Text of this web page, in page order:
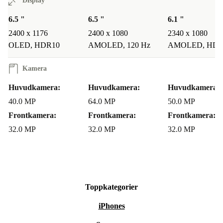
avancerade kamerasystem som levererar detaljrika bilder
och filmer i alla lägen.
Får jag plats med allt jag behöver lagra?
Ja, mobilen
har möjlighet till extra lagring via NM-kort upp till 256
GB, så du slipper kompromissa med bilder, appar och
dokument.
Summering
Huawei Mate 30 Pro – rekonditionerad och redo för nya
6.5 "
2400 x 1176
OLED, HDR10
6.5 "
2400 x 1080
AMOLED, 120 Hz
6.1 "
2340 x 1080
AMOLED,
Kamera
Huvudkamera:
40.0 MP
Frontkamera:
32.0 MP
Huvudkamera:
64.0 MP
Frontkamera:
32.0 MP
Huvudkamera:
50.0 MP
Frontkamera:
32.0 MP
Toppkategorier
iPhones